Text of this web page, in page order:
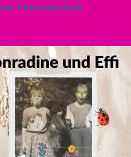
Freundschaft